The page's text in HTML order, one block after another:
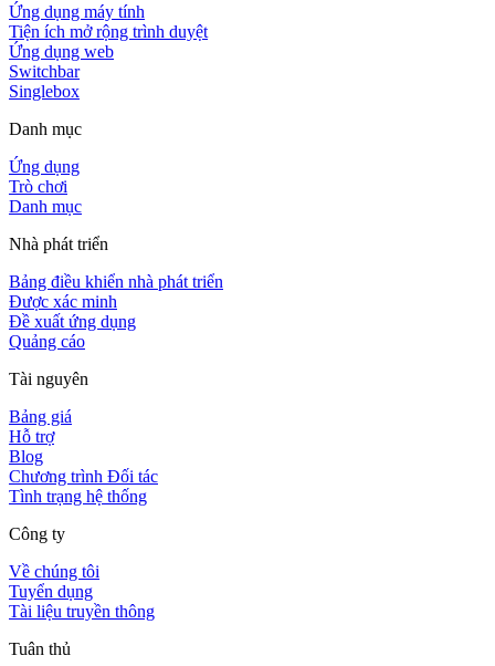
Ứng dụng máy tính
Tiện ích mở rộng trình duyệt
Ứng dụng web
Switchbar
Singlebox
Danh mục
Ứng dụng
Trò chơi
Danh mục
Nhà phát triển
Bảng điều khiển nhà phát triển
Được xác minh
Đề xuất ứng dụng
Quảng cáo
Tài nguyên
Bảng giá
Hỗ trợ
Blog
Chương trình Đối tác
Tình trạng hệ thống
Công ty
Về chúng tôi
Tuyển dụng
Tài liệu truyền thông
Tuân thủ